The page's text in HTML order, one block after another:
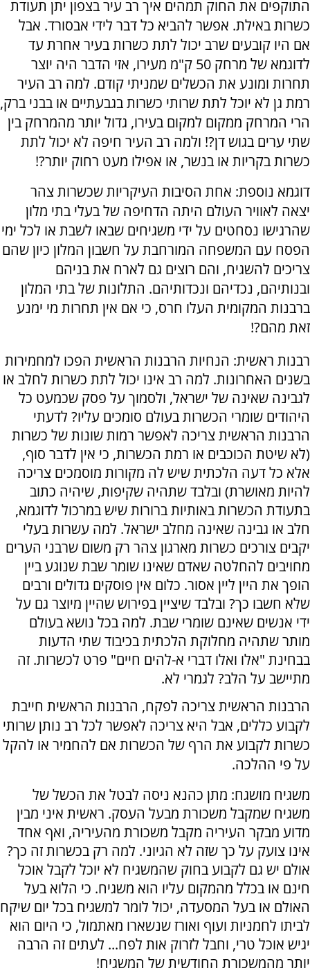
התוקפים את החוק תמהים איך רב עיר בצפון יתן תעודת
כשרות באילת. אפשר להביא כל דבר לידי אבסורד. אבל
אם היו קובעים שרב יכול לתת כשרות בעיר אחרת עד
לדוגמא של מרחק 50 ק"מ מעירו, אזי הדבר היה יוצר
תחרות ומונע את הכשלים שמניתי קודם. למה רב העיר
רמת גן לא יוכל לתת שרותי כשרות בגבעתיים או בבני ברק,
הרי המרחק ממקום למקום בעירו, גדול יותר מהמרחק בין
שתי ערים בגוש דן?! ולמה רב העיר חיפה לא יכול לתת
כשרות בקריות או בנשר, או אפילו מעט רחוק יותר?!
דוגמא נוספת: אחת הסיבות העיקריות שכשרות צהר
יצאה לאוויר העולם היתה הדחיפה של בעלי בתי מלון
שהרגישו נסחטים על ידי משגיחים שבאו לשבת או לכל ימי
הפסח עם המשפחה המורחבת על חשבון המלון כיון שהם
צריכים להשגיח, והם רוצים גם לארח את בניהם
ובנותיהם, נכדיהם ונכדותיהם. התלונות של בתי המלון
ברבנות המקומית העלו חרס, כי אם אין תחרות מי ימנע
זאת מהם?!
רבנות ראשית: הנחיות הרבנות הראשית הפכו למחמירות
בשנים האחרונות. למה רב אינו יכול לתת כשרות לחלב או
לגבינה שאינה של ישראל, ולסמוך על פסק שכמעט כל
היהודים שומרי הכשרות בעולם סומכים עליו? לדעתי
הרבנות הראשית צריכה לאפשר רמות שונות של כשרות
(לא שיטת הכוכבים או רמת הכשרות, כי אין לדבר סוף,
אלא כל דעה הלכתית שיש לה מקורות מוסמכים צריכה
להיות מאושרת) ובלבד שתהיה שקיפות, שיהיה כתוב
בתעודת הכשרות באותיות ברורות שיש במרכול לדוגמא,
חלב או גבינה שאינה מחלב ישראל. למה עשרות בעלי
יקבים צורכים כשרות מארגון צהר רק משום שרבני הערים
מחויבים להחלטה שאדם שאינו שומר שבת שנוגע ביין
הופך את היין ליין אסור. כלום אין פוסקים גדולים ורבים
שלא חשבו כך? ובלבד שיציין בפירוש שהיין מיוצר גם על
ידי אנשים שאינם שומרי שבת. למה בכל נושא בעולם
מותר שתהיה מחלוקת הלכתית בכיבוד שתי הדעות
בבחינת "אלו ואלו דברי א-להים חיים" פרט לכשרות. זה
מתיישב על הלב? לגמרי לא.
הרבנות הראשית צריכה לפקח, הרבנות הראשית חייבת
לקבוע כללים, אבל היא צריכה לאפשר לכל רב נותן שרותי
כשרות לקבוע את הרף של הכשרות אם להחמיר או להקל
על פי ההלכה.
משגיח מושגח: מתן כהנא ניסה לבטל את הכשל של
משגיח שמקבל משכורת מבעל העסק. ראשית איני מבין
מדוע מבקר העיריה מקבל משכורת מהעיריה, ואף אחד
אינו צועק על כך שזה לא הגיוני. למה רק בכשרות זה כך?
אולם יש גם לקבוע בחוק שהמשגיח לא יוכל לקבל אוכל
חינם או בכלל מהמקום עליו הוא משגיח. כי הלוא בעל
האולם או בעל המסעדה, יכול לומר למשגיח בכל יום שיקח
לביתו לחמניות ועוף ואורז שנשארו מאתמול, כי היום הוא
יגיש אוכל טרי, וחבל לזרוק אות לפח... לעתים זה הרבה
יותר מהמשכורת החודשית של המשגיח!